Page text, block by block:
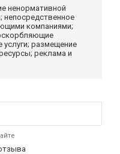
ненормативной
непосредственное
компаниями;
услуги; размещение
реклама и